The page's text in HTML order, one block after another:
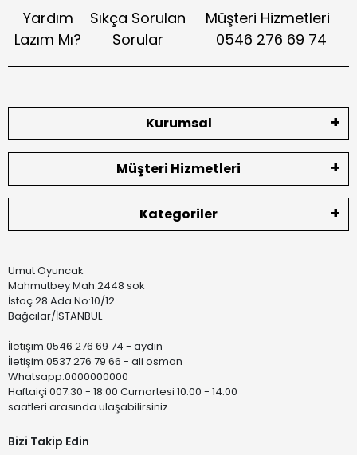
Yardım
Lazım Mı?
Sıkça Sorulan
Sorular
Müşteri Hizmetleri
0546 276 69 74
Kurumsal
Müşteri Hizmetleri
Kategoriler
Umut Oyuncak
Mahmutbey Mah.2448 sok
İstoç 28.Ada No:10/12
Bağcılar/İSTANBUL
İletişim.0546 276 69 74 - aydın
İletişim.0537 276 79 66 - ali osman
Whatsapp.0000000000
Haftaiçi 007:30 - 18:00 Cumartesi 10:00 - 14:00
saatleri arasında ulaşabilirsiniz.
Bizi Takip Edin